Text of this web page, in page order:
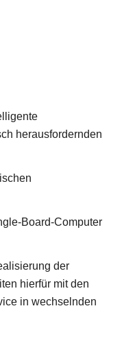
herausfordernden
Board-Computer
der
hierfür mit den
in wechselnden